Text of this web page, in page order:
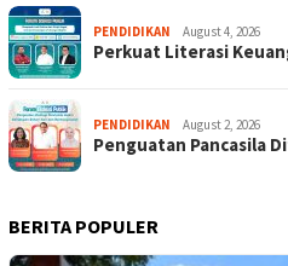
PENDIDIKAN August 4, 2026
Perkuat Literasi
PENDIDIKAN August 2, 2026
Penguatan Pancasila
BERITA POPULER